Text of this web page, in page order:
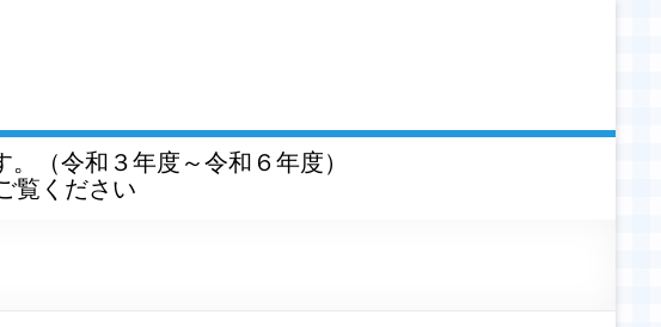
（令和３年度～令和６年度）
覧ください